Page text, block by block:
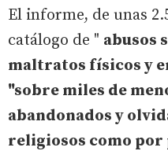
El informe, de unas
catálogo de " abusos
maltratos físicos y
"sobre miles de
abandonados y
religiosos como